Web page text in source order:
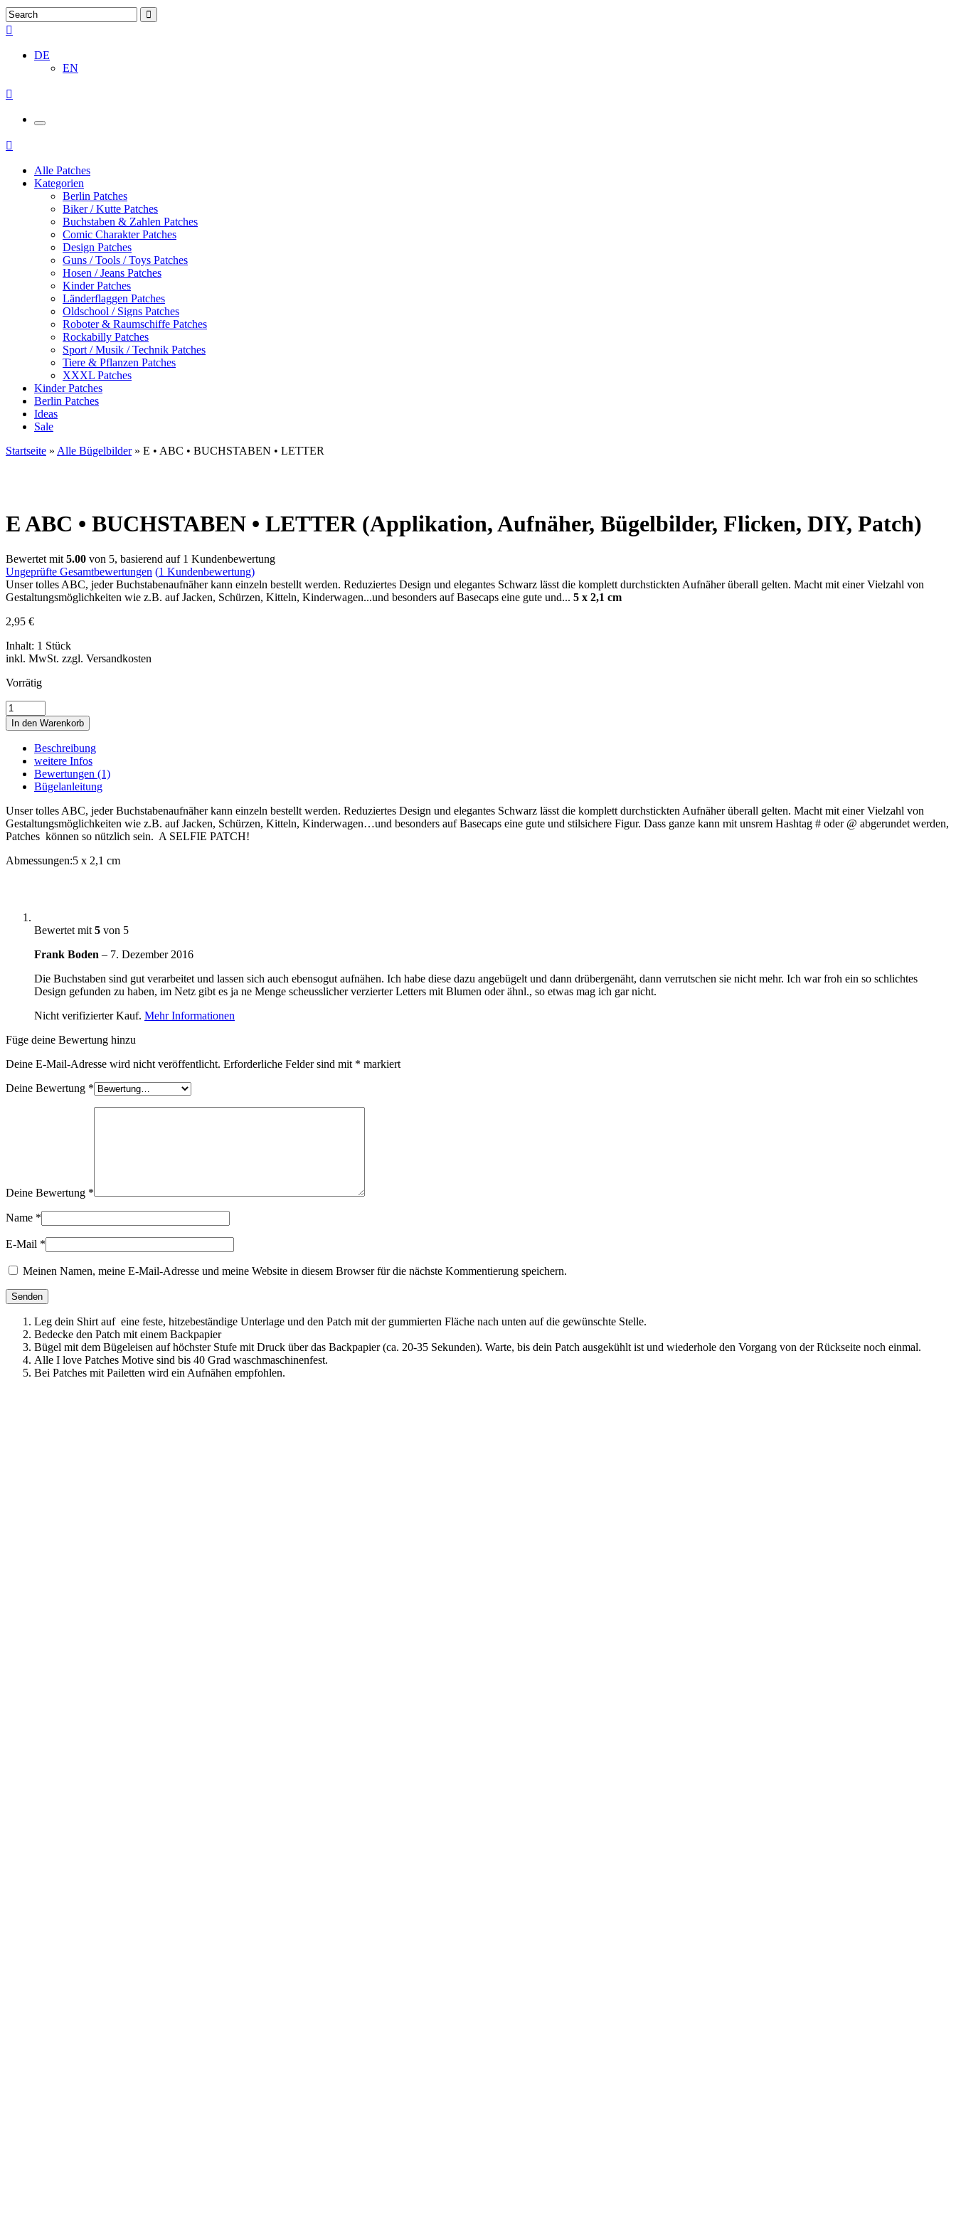
DE
EN
Alle Patches
Kategorien
Berlin Patches
Biker / Kutte Patches
Buchstaben & Zahlen Patches
Comic Charakter Patches
Design Patches
Guns / Tools / Toys Patches
Hosen / Jeans Patches
Kinder Patches
Länderflaggen Patches
Oldschool / Signs Patches
Roboter & Raumschiffe Patches
Rockabilly Patches
Sport / Musik / Technik Patches
Tiere & Pflanzen Patches
XXXL Patches
Kinder Patches
Berlin Patches
Ideas
Sale
Startseite » Alle Bügelbilder» E • ABC • BUCHSTABEN • LETTER
EABC • BUCHSTABEN • LETTER (Applikation, Aufnäher, Bügelbilder, Flicken, DIY, Patch)
Bewertet mit 5.00 von 5, basierend auf 1 Kundenbewertung
Ungeprüfte Gesamtbewertungen (1 Kundenbewertung)
Unser tolles ABC, jeder Buchstabenaufnäher kann einzeln bestellt werden. Reduziertes Design und elegantes Schwarz lässt die komplett durchstickten Aufnäher überall gelten. Macht mit einer Vielzahl von
Gestaltungsmöglichkeiten wie z.B. auf Jacken, Schürzen, Kitteln, Kinderwagen...und besonders auf Basecaps eine gute und... 5 x 2,1 cm
2,95 €
Inhalt: 1 Stück
inkl. MwSt. zzgl. Versandkosten
Vorrätig
E
•
ABC
BUCHSTABEN
LETTER
Menge
In den Warenkorb
Beschreibung
weitere Infos
Bewertungen (1)
Bügelanleitung
Unser tolles ABC, jeder Buchstabenaufnäher kann einzeln bestellt werden. Reduziertes Design und elegantes Schwarz lässt die komplett durchstickten Aufnäher überall gelten. Macht mit einer Vielzahl von
Gestaltungsmöglichkeiten wie z.B. auf Jacken, Schürzen, Kitteln, Kinderwagen…und besonders auf Basecaps eine gute und stilsichere Figur. Dass ganze kann mit unsrem Hashtag # oder @ abgerundet werden,
Patches können so nützlich sein. A SELFIE PATCH!
Abmessungen:5 x 2,1 cm
Bewertet mit 5 von 5
Frank Boden – 7. Dezember 2016
Die Buchstaben sind gut verarbeitet und lassen sich auch ebensogut aufnähen. Ich habe diese dazu angebügelt und dann drübergenäht, dann verrutschen sie nicht mehr. Ich war froh ein so schlichtes
Design gefunden zu haben, im Netz gibt es ja ne Menge scheusslicher verzierter Letters mit Blumen oder ähnl., so etwas mag ich gar nicht.
Nicht verifizierter Kauf. Mehr Informationen
Füge deine Bewertung hinzu
Deine E-Mail-Adresse wird nicht veröffentlicht. Erforderliche Felder sind mit * markiert
Deine Bewertung *
Deine Bewertung *
Name *
E-Mail *
Meinen Namen, meine E-Mail-Adresse und meine Website in diesem Browser für die nächste Kommentierung speichern.
Leg dein Shirt auf eine feste, hitzebeständige Unterlage und den Patch mit der gummierten Fläche nach unten auf die gewünschte Stelle.
Bedecke den Patch mit einem Backpapier
Bügel mit dem Bügeleisen auf höchster Stufe mit Druck über das Backpapier (ca. 20-35 Sekunden). Warte, bis dein Patch ausgekühlt ist und wiederhole den Vorgang von der Rückseite noch einmal.
Alle I love Patches Motive sind bis 40 Grad waschmaschinenfest.
Bei Patches mit Pailetten wird ein Aufnähen empfohlen.